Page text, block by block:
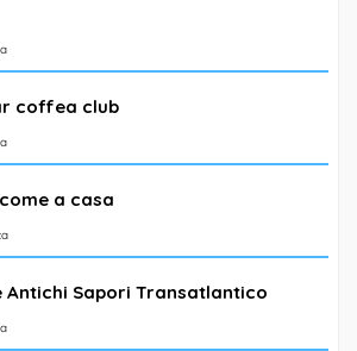
coffea club
a casa
Antichi Sapori Transatlantico